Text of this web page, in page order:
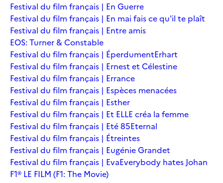
Festival du film français | En Guerre
Festival du film français | En mai fais ce qu'il te plaît
Festival du film français | Entre amis
EOS: Turner & Constable
Festival du film français | ÉperdumentErhart
Festival du film français | Ernest et Célestine
Festival du film français | Errance
Festival du film français | Espèces menacées
Festival du film français | Esther
Festival du film français | Et ELLE créa la femme
Festival du film français | Eté 85Eternal
Festival du film français | Étreintes
Festival du film français | Eugénie Grandet
Festival du film français | EvaEverybody hates Johan
F1® LE FILM (F1: The Movie)